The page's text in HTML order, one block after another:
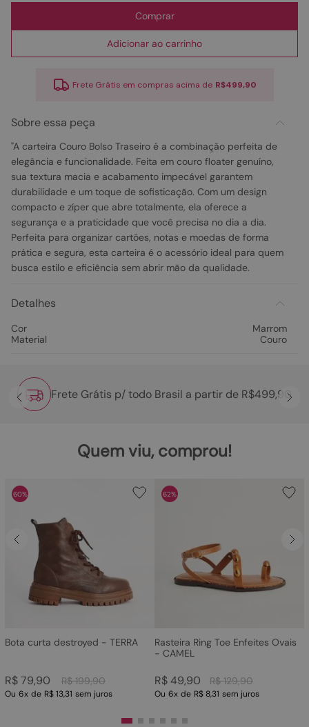
Comprar
Adicionar ao carrinho
Frete Grátis em compras acima de R$499,90
Sobre essa peça
"A carteira Couro Bolso Traseiro é a combinação perfeita de
elegância e funcionalidade. Feita em couro floater genuíno,
sua textura macia e acabamento impecável garantem
durabilidade e um toque de sofisticação. Com um design
compacto e zíper que abre totalmente, ela oferece a
segurança e a praticidade que você precisa no dia a dia.
Perfeita para organizar cartões, notas e moedas de forma
prática e segura, esta carteira é o acessório ideal para quem
busca estilo e eficiência sem abrir mão da qualidade.
Detalhes
Cor
Marrom
Material
Couro
Frete Grátis p/ todo Brasil a partir de R$499,90
Quem viu, comprou!
60%
Bota curta destroyed - TERRA
R$ 199,90
R$79,90
Ou 6x de R$ 13,31 sem juros
62%
Rasteira Ring Toe Enfeites Ovais
- CAMEL
R$ 129,90
R$49,90
Ou 6x de R$ 8,31 sem juros